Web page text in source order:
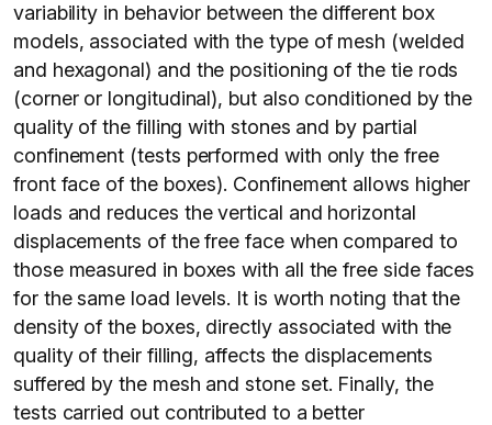
variability in behavior between the different box
models, associated with the type of mesh (welded
and hexagonal) and the positioning of the tie rods
(corner or longitudinal), but also conditioned by the
quality of the filling with stones and by partial
confinement (tests performed with only the free
front face of the boxes). Confinement allows higher
loads and reduces the vertical and horizontal
displacements of the free face when compared to
those measured in boxes with all the free side faces
for the same load levels. It is worth noting that the
density of the boxes, directly associated with the
quality of their filling, affects the displacements
suffered by the mesh and stone set. Finally, the
tests carried out contributed to a better